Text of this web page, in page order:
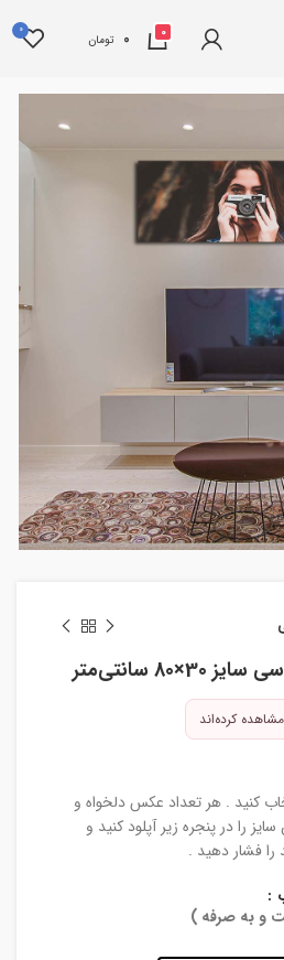
0
0 تومان
0
سانتی‌متر
کنید . هر تعداد عکس دلخواه و
را در پنجره زیر آپلود کنید و
فشار دهید .
و به صرفه )